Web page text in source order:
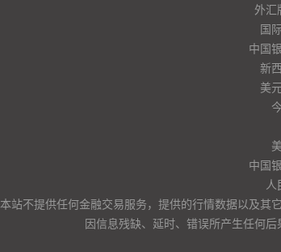
外汇
国
中国
新
美
中国
人
本站不提供任何金融交易服务，提供的行情数据以及其
因信息残缺、延时、错误所产生任何